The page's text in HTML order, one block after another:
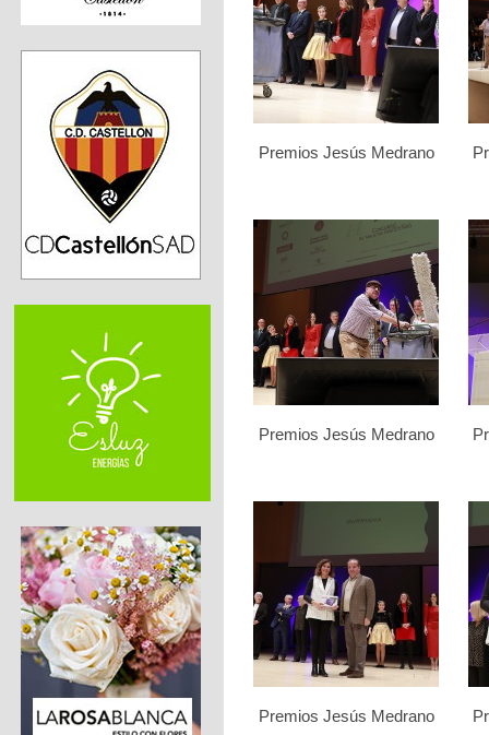
Premios Jesús Medrano
Premios Jesús Medrano
Premios Jesús Medrano